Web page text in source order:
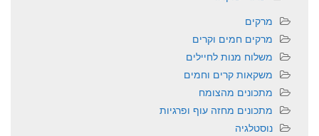
מרקים
מרקים חמים וקרים
משלוח מנות לחיילים
משקאות קרים וחמים
מתכונים מהצומח
מתכונים מחזה עוף ופרגיות
נוסטלגיה